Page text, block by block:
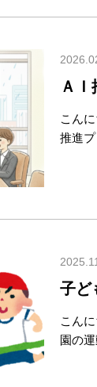
Ａ
こん
推進
子ど
こん
園の